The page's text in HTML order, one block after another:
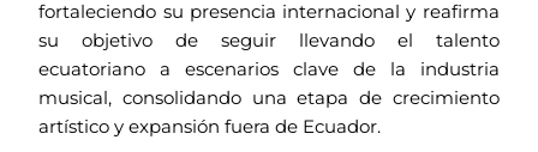
fortaleciendo su presencia internacional y reafirma
su objetivo de seguir llevando el talento
ecuatoriano a escenarios clave de la industria
musical, consolidando una etapa de crecimiento
artístico y expansión fuera de Ecuador.